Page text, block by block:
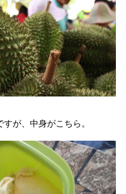
が、中身がこちら。